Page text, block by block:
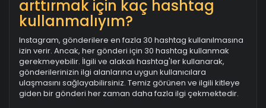
arttırmak için kaç hashtag
kullanmalıyım?
Instagram, gönderilere en fazla 30 hashtag kullanılmasına
izin verir. Ancak, her gönderi için 30 hashtag kullanmak
gerekmeyebilir. İlgili ve alakalı hashtag'ler kullanarak,
gönderilerinizin ilgi alanlarına uygun kullanıcılara
ulaşmasını sağlayabilirsiniz. Temiz görünen ve ilgili kitleye
giden bir gönderi her zaman daha fazla ilgi çekmektedir.